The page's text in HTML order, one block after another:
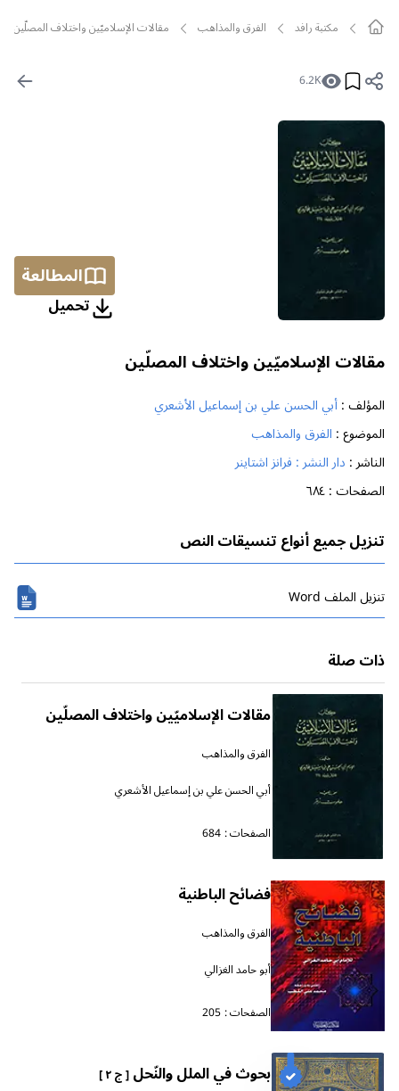
مکتبة رافد الفرق والمذاهب مقالات الإسلاميّين واختلاف المصلّين
6.2K
المطالعة
تحمیل
مقالات الإسلاميّين واختلاف المصلّين
المؤلف :أبي الحسن علي بن إسماعيل الأشعري
الموضوع : الفرق والمذاهب
الناشر : دار النشر : فرانز اشتاينر
الصفحات :٦٨٤
تنزيل جميع أنواع تنسيقات النص
تنزیل الملف Word
ذات صلة
مقالات الإسلاميّين واختلاف المصلّين
الفرق والمذاهب
أبي الحسن علي بن إسماعيل الأشعري
الصفحات : 684
فضائح الباطنية
الفرق والمذاهب
أبو حامد الغزالي
الصفحات : 205
بحوث في الملل والنّحل[ ج ٢ ]